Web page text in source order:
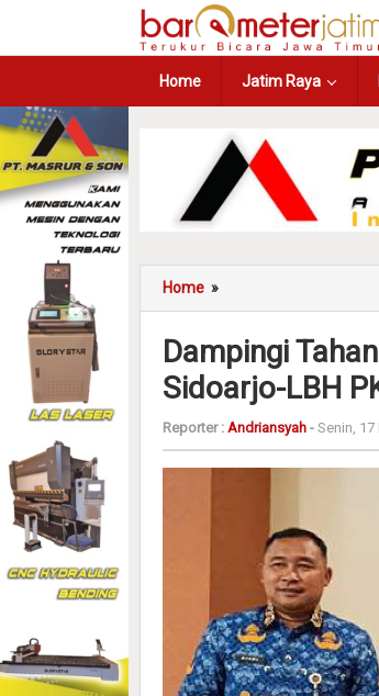
Home Jatim Raya
Home »
Dampingi
Sidoarjo-LBH
Reporter : Andriansyah - Senin, 17